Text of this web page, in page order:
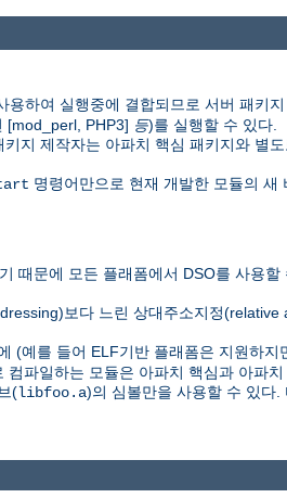
용하여 실행중에 결합되므로 서버 패키
[mod_perl, PHP3] 등)를 실행할 수 있다.
지 제작자는 아파치 핵심 패키지와 별
명령어만으로 현재 개발한 모듈의 새
때문에 모든 플래폼에서 DSO를 사용할
보다 느린 상대주소지정(relative
(예를 들어 ELF기반 플래폼은 지원하지
파일하는 모듈은 아파치 핵심과 아파
(libfoo.a)의 심볼만을 사용할 수 있다.